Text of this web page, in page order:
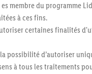
usuelles pour un
membre du programme
à ces fins.
certaines finalités
possibilité d’autoriser
à tous les traitements